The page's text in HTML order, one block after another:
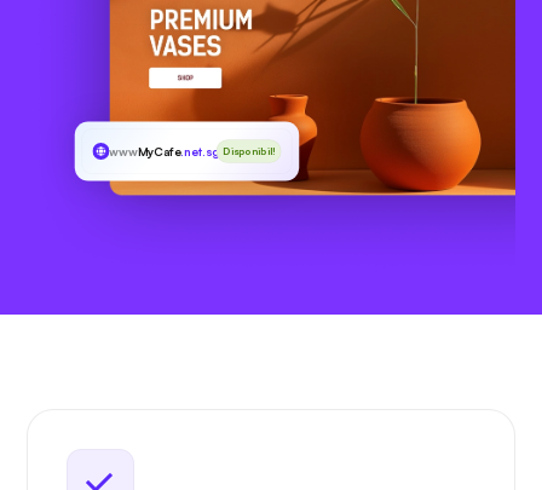
wwwMyCafe.net.sg Disponibil!